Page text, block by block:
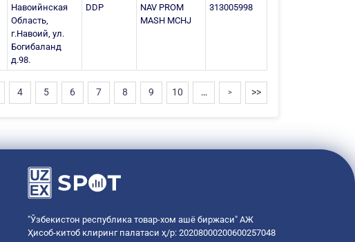
Навоийнская
Область,
г.Навоий, ул.
Богибаланд
д.98.
DDP
NAV PROM
MASH MCHJ
313005998
4 5 6 7 8 9 10 … > >>
"Ўзбекистон республика товар-хом ашё биржаси" АЖ
Ҳисоб-китоб клиринг палатаси ҳ/р: 20208000200600257048